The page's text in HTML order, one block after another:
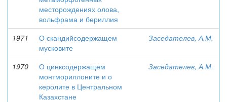
месторождениях олова,
вольфрама и бериллия
1971
О скандийсодержащем
мусковите
Заседателев, А.М.
1970
О цинксодержащем
монтмориллоните и о
керолите в Центральном
Казахстане
Заседателев, А.М.